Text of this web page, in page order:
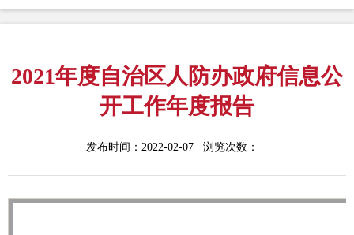
2021年度自治区人防办政府信息公
开工作年度报告
发布时间：2022-02-07 浏览次数：